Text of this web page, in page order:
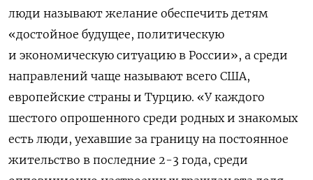
люди называют желание обеспечить детям
«достойное будущее, политическую
и экономическую ситуацию в России», а среди
направлений чаще называют всего США,
европейские страны и Турцию. «У каждого
шестого опрошенного среди родных и знакомых
есть люди, уехавшие за границу на постоянное
жительство в последние 2-3 года, среди